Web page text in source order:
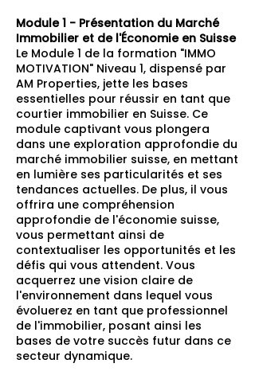
Module 1 - Présentation du Marché
Immobilier et de l'Économie en Suisse
Le Module 1 de la formation "IMMO
MOTIVATION" Niveau 1, dispensé par
AM Properties, jette les bases
essentielles pour réussir en tant que
courtier immobilier en Suisse. Ce
module captivant vous plongera
dans une exploration approfondie du
marché immobilier suisse, en mettant
en lumière ses particularités et ses
tendances actuelles. De plus, il vous
offrira une compréhension
approfondie de l'économie suisse,
vous permettant ainsi de
contextualiser les opportunités et les
défis qui vous attendent. Vous
acquerrez une vision claire de
l'environnement dans lequel vous
évoluerez en tant que professionnel
de l'immobilier, posant ainsi les
bases de votre succès futur dans ce
secteur dynamique.